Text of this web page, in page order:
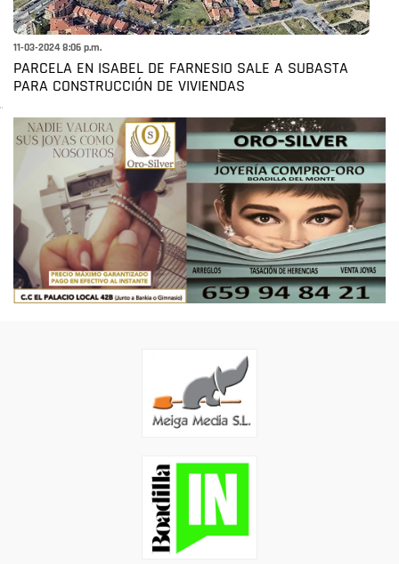
11-03-2024 8:06 p.m.
PARCELA EN ISABEL DE FARNESIO SALE A SUBASTA
PARA CONSTRUCCIÓN DE VIVIENDAS